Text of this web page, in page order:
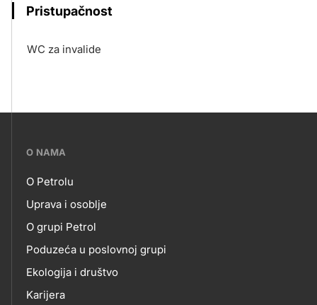
Pristupačnost
WC za invalide
???
skupno.footer-
title???
O NAMA
O
NAMA
O Petrolu
Uprava i osoblje
O grupi Petrol
Poduzeća u poslovnoj grupi
Ekologija i društvo
Karijera